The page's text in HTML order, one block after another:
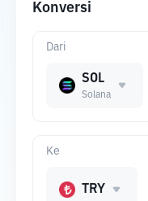
Konversi
Dari
SOL
Solana
Ke
TRY